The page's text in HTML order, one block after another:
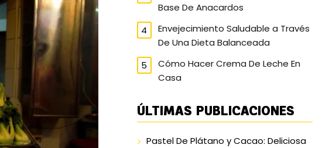
Base De Anacardos
Envejecimiento Saludable a Través
De Una Dieta Balanceada
Cómo Hacer Crema De Leche En
Casa
ÚLTIMAS PUBLICACIONES
Pastel De Plátano y Cacao: Deliciosa